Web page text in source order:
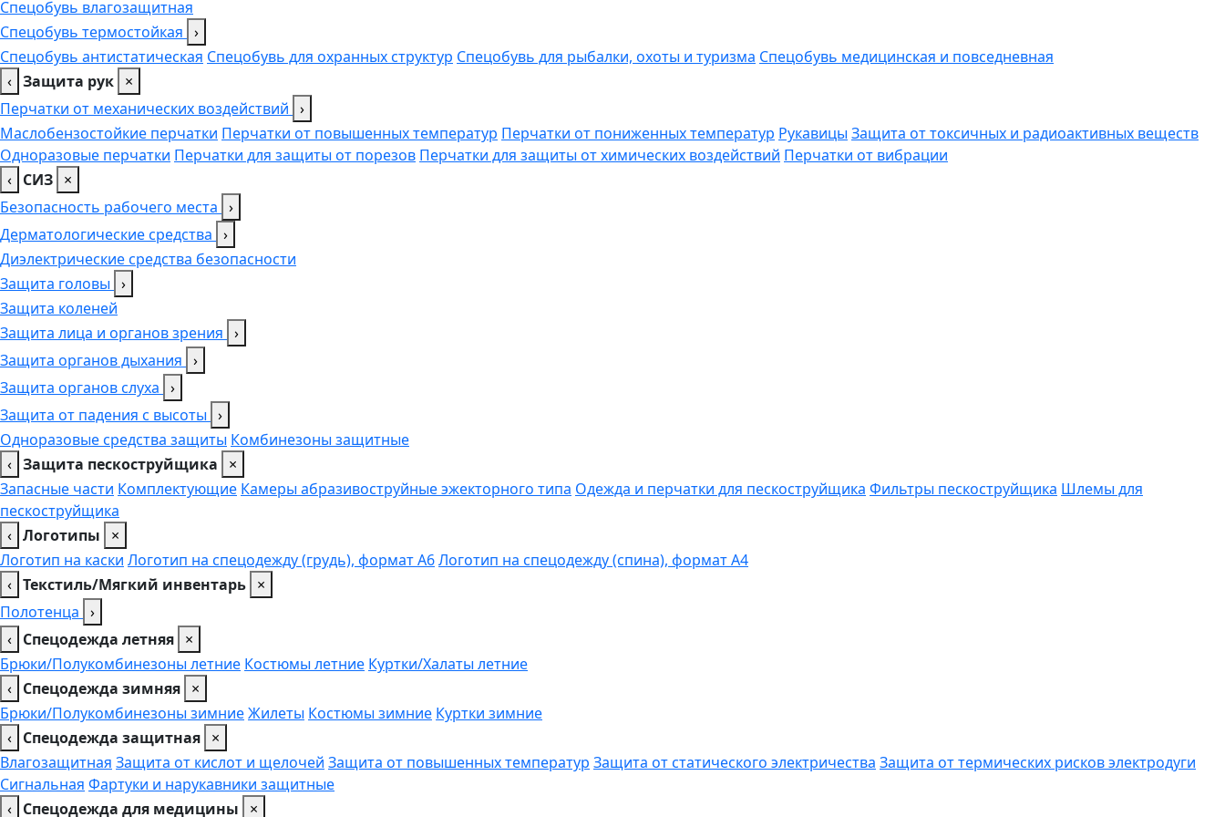
Спецобувь влагозащитная
Спецобувь термостойкая ›
Спецобувь антистатическая Спецобувь для охранных структур Спецобувь для рыбалки, охоты и туризма Спецобувь медицинская и повседневная
‹ Защита рук ×
Перчатки от механических воздействий ›
Маслобензостойкие перчатки Перчатки от повышенных температур Перчатки от пониженных температур Рукавицы Защита от токсичных и радиоактивных веществ
Одноразовые перчатки Перчатки для защиты от порезов Перчатки для защиты от химических воздействий Перчатки от вибрации
‹ СИЗ ×
Безопасность рабочего места ›
Дерматологические средства ›
Диэлектрические средства безопасности
Защита головы ›
Защита коленей
Защита лица и органов зрения ›
Защита органов дыхания ›
Защита органов слуха ›
Защита от падения с высоты ›
Одноразовые средства защиты Комбинезоны защитные
‹ Защита пескоструйщика
×
Запасные части Комплектующие Камеры абразивоструйные эжекторного типа Одежда и перчатки для пескоструйщика Фильтры пескоструйщика Шлемы для
пескоструйщика
‹ Логотипы
×
Логотип на каски Логотип на спецодежду (грудь), формат А6Логотип на спецодежду (спина), формат А4
‹ Текстиль/Мягкий инвентарь ×
Полотенца ›
‹ Спецодежда летняя ×
Брюки/Полукомбинезоны летние Костюмы летние Куртки/Халаты летние
‹ Спецодежда зимняя ×
Брюки/Полукомбинезоны зимниеЖилеты Костюмы зимние Куртки зимние
‹ Спецодежда защитная ×
Влагозащитная Защита от кислот и щелочей Защита от повышенных температур Защита от статического электричества Защита от термических рисков электродуги
Сигнальная Фартуки и нарукавники защитные
‹ Спецодежда для медицины ×